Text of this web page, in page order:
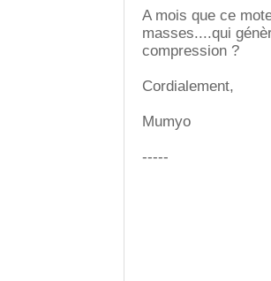
A mois que ce
masses....qui
compression ?
Cordialement,
Mumyo
-----